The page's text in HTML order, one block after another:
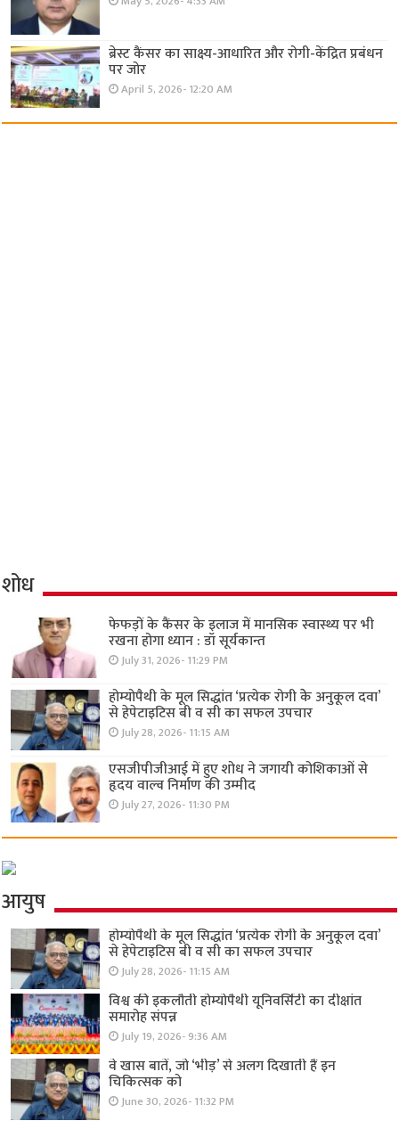
ब्रेस्ट कैंसर का साक्ष्य-आधारित और रोगी-केंद्रित प्रबंधन
पर जोर
April 5, 2026- 12:20 AM
शोध
फेफड़ों के कैंसर के इलाज में मानसिक स्वास्थ्य पर भी
रखना होगा ध्यान : डॉ सूर्यकान्त
July 31, 2026- 11:29 PM
होम्योपैथी के मूल सिद्धांत ‘प्रत्येक रोगी केे अनुकूल दवा’
से हेपेटाइटिस बी व सी का सफल उपचार
July 28, 2026- 11:15 AM
एसजीपीजीआई में हुए शोध ने जगायी कोशिकाओं से
हृदय वाल्व निर्माण की उम्मीद
July 27, 2026- 11:30 PM
आयुष
होम्योपैथी के मूल सिद्धांत ‘प्रत्येक रोगी केे अनुकूल दवा’
से हेपेटाइटिस बी व सी का सफल उपचार
July 28, 2026- 11:15 AM
विश्व की इकलौती होम्योपैथी यूनिवर्सिटी का दीक्षांत
समारोह संपन्न
July 19, 2026- 9:36 AM
वे खास बातें, जो ‘भीड़’ से अलग दिखाती हैं इन
चिकित्सक को
June 30, 2026- 11:32 PM